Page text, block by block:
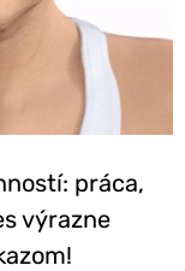
práca,
výrazne